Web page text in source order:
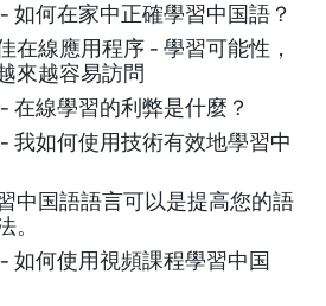
如何在家中正確學習中国語？
在線應用程序 - 學習可能性，
來越容易訪問
在線學習的利弊是什麼？
我如何使用技術有效地學習中
中国語語言可以是提高您的語
。
如何使用視頻課程學習中国